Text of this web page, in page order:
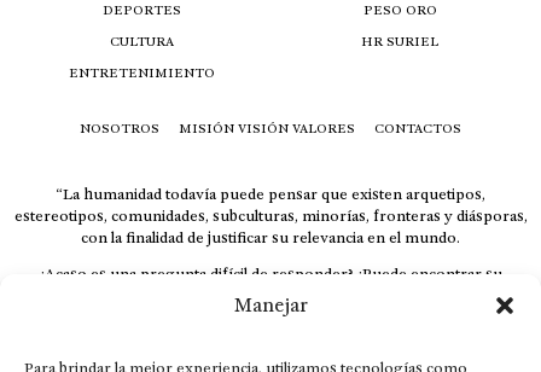
Manejar
DEPORTES
CULTURA
ENTRETENIMIENTO
PESO ORO
HR SURIEL
NOSOTROS MISIÓN VISIÓN VALORES CONTACTOS
“La humanidad todavía puede pensar que existen arquetipos,
estereotipos, comunidades, subculturas, minorías, fronteras y diásporas,
con la finalidad de justificar su relevancia en el mundo.
¿Acaso es una pregunta difícil de responder? ¿Puede encontrar su
respuesta al instante, otorgando al receptor cuestionado espacio y
velocidad suficiente para responder correctamente? De no ser así, el que